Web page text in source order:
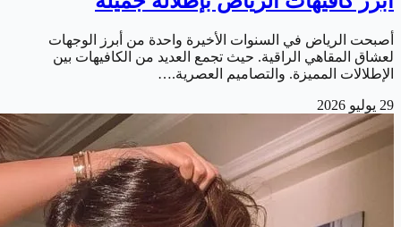
أصبحت الرياض في السنوات الأخيرة واحدة من أبرز الوجهات
لعشاق المقاهي الراقية. حيث تجمع العديد من الكافيهات بين
الإطلالات المميزة. والتصاميم العصرية.…
29 يوليو 2026